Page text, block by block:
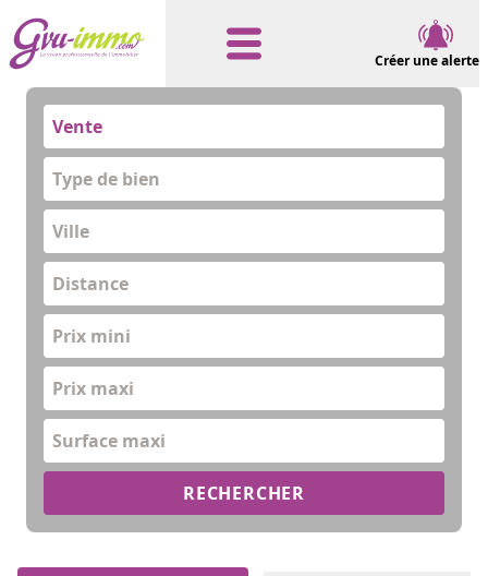
Créer une alerte
Vente
Type de bien
Distance
Prix mini
Prix maxi
Surface maxi
RECHERCHER